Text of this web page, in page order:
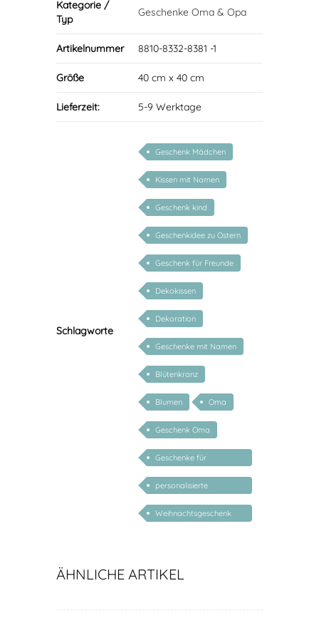
Kategorie /
Typ
Geschenke Oma & Opa
Artikelnummer 8810-8332-8381 -1
Größe 40 cm x 40 cm
Lieferzeit: 5-9 Werktage
Schlagworte
Geschenk Mädchen
Kissen mit Namen
Geschenk kind
Geschenkidee zu Ostern
Geschenk für Freunde
Dekokissen
Dekoration
Geschenke mit Namen
Blütenkranz
Blumen Oma
Geschenk Oma
Geschenke für
Großeltern
personalisierte
Geschenke
Weihnachtsgeschenk
ÄHNLICHE ARTIKEL